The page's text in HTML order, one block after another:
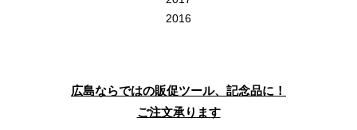
2016
広島ならではの販促ツール、記念品に！
ご注文承ります